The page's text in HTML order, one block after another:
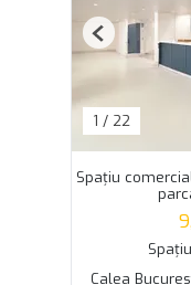
1 / 22
Previous
Spațiu
Calea